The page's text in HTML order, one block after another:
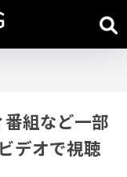
組など一部
デオで視聴